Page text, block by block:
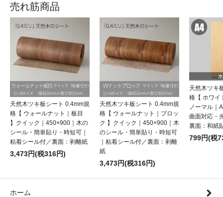
売れ筋商品
天然木ツキ板シート 0.4mm規
格【 ウォールナット｜板目
】クイック｜450×900｜木の
シール・簡単貼り・時短可｜
粘着シール付／裏面：剥離紙
3,473円(税316円)
天然木ツキ板シート 0.4mm規
格【 ウォールナット｜ブロッ
ク 】クイック｜450×900｜木
のシール・簡単貼り・時短可
｜粘着シール付／裏面：剥離
紙
3,473円(税316円)
天然木ツキ
格【 ホワイ
ノーマル｜
曲面対応・
裏面：和紙
799円(税
ホーム